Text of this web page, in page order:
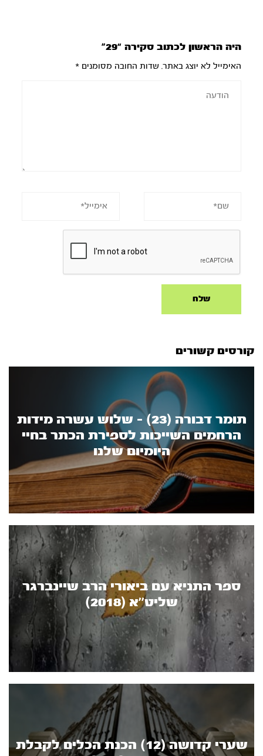
היה הראשון לכתוב סקירה “29”
האימייל לא יוצג באתר. שדות החובה מסומנים*
קורסים קשורים
תומר דבורה (23) - שלוש עשרה מידות
הרחמים השייכות לספירת הכתר בחיי
היומיום שלנו
ספר התניא עם ביאורי הרב שיינברגר
שליט’’א (2018)
שערי קדושה (12) הכנת הכלים לקבלת